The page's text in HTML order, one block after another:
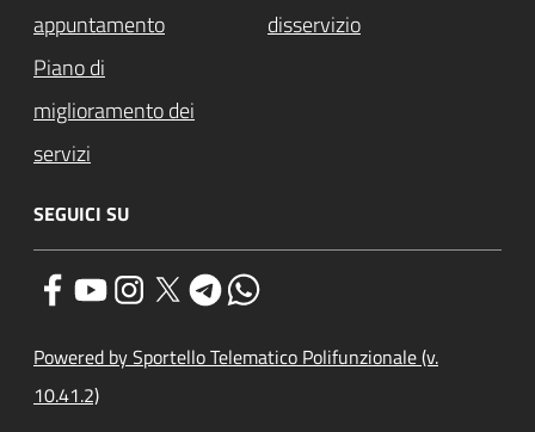
appuntamento
disservizio
Piano di
miglioramento dei
servizi
SEGUICI SU
Powered by Sportello Telematico Polifunzionale (v.
10.41.2)